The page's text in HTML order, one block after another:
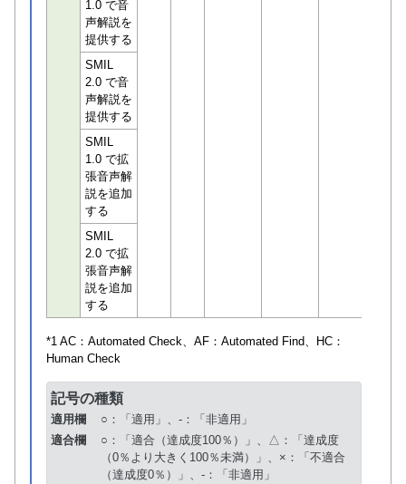
1.0 で音
声解説を
提供する
SMIL
2.0 で音
声解説を
提供する
SMIL
1.0 で拡
張音声解
説を追加
する
SMIL
2.0 で拡
張音声解
説を追加
する
*1 AC： Automated Check、AF： Automated Find、HC：
Human Check
記号の種類
適用欄
○：「適用」、-：「非適用」
適合欄
○：「適合（達成度100％）」、△：「達成度
（0％より大きく100％未満）」、×：「不適合
（達成度0％）」、-：「非適用」